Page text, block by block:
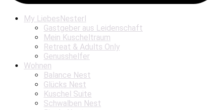
My LiebesNesterl
Gastgeber aus Leidenschaft
Mein Kuscheltraum
Retreat & Adults Only
Genusshelfer
Wohnen
Balance Nest
Glücks Nest
Kuschel Suite
Schwalben Nest